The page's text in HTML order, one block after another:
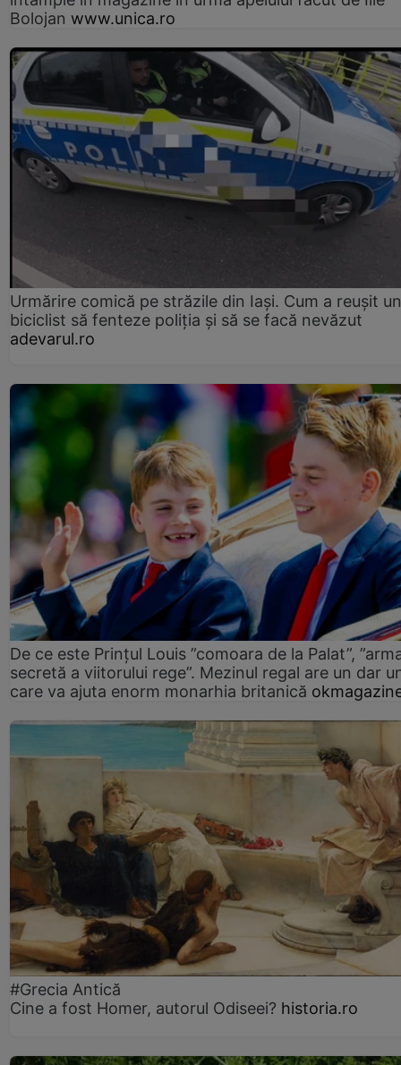
Bolojan www.unica.ro
Urmărire comică pe străzile din Iași. Cum a reușit un
biciclist să fenteze poliția și să se facă nevăzut
adevarul.ro
De ce este Prințul Louis ”comoara de la Palat”,
secretă a viitorului rege”. Mezinul regal are un dar
care va ajuta enorm monarhia britanică
#Grecia Antică
Cine a fost Homer, autorul Odiseei? historia.ro